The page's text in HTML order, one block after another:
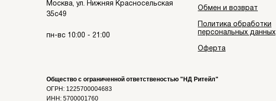
Москва, ул. Нижняя Красносельская
35с49
пн-вс 10:00 - 21:00
Обмен и возврат
Политика обработки
персональных данных
Оферта
Общество с ограниченной ответственостью "НД Ритейл"
ОГРН: 1225700004683
ИНН: 5700001760